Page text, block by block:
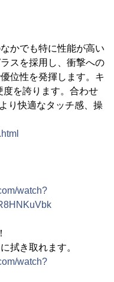
かでも特に性能が高い
スを採用し、衝撃への
位性を発揮します。キ
度を誇ります。合わせ
り快適なタッチ感、操
watch?
拭き取れます。
watch?